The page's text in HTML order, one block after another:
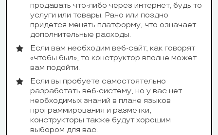
продавать что-либо через интернет, будь то
услуги или товары. Рано или поздно
придется менять платформу, что означает
дополнительные расходы.
Если вам необходим веб-сайт, как говорят
«чтобы был», то конструктор вполне может
вам подойти.
Если вы пробуете самостоятельно
разработать веб-систему, но у вас нет
необходимых знаний в плане языков
программирования и разметки,
конструкторы также будут хорошим
выбором для вас.